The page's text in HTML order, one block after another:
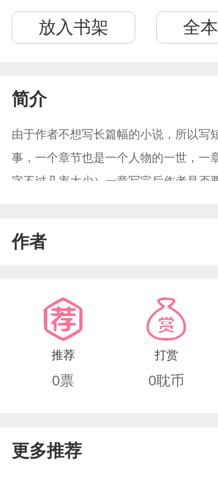
放入书架 全
简介
由于作者不想写长篇幅的小说，所以写
事，一个章节也是一个人物的一世，一
字不过几率太少）一章写完后作者是
看的，所以看你喜欢的就行了）本人文
作者
推荐
0票
打赏
0耽币
更多推荐